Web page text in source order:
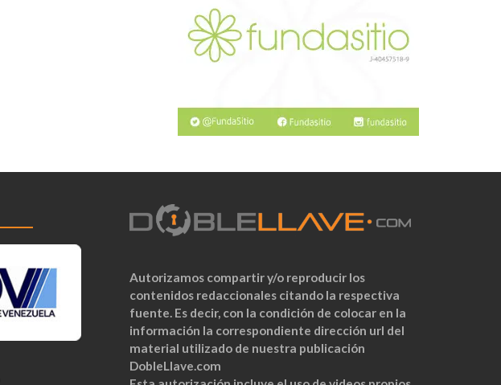
Autorizamos compartir y/o reproducir los
contenidos redaccionales citando la respectiva
fuente. Es decir, con la condición de colocar en la
información la correspondiente dirección url del
material utilizado de nuestra publicación
DobleLlave.com